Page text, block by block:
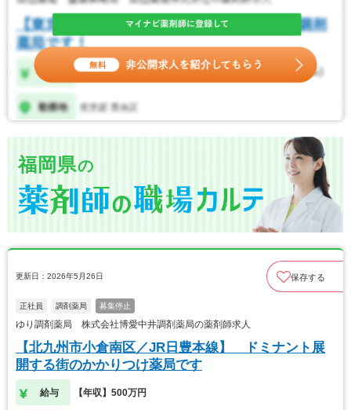
福岡県の
更新日：2026年5月26日 保存する
正社員 調剤薬局 募集停止
ゆり調剤薬局 株式会社博愛中井調剤薬局の薬剤師求人
【北九州市小倉南区／JR日豊本線】 ドミナント展
開する街のかかりつけ薬局です
給与 【年収】500万円